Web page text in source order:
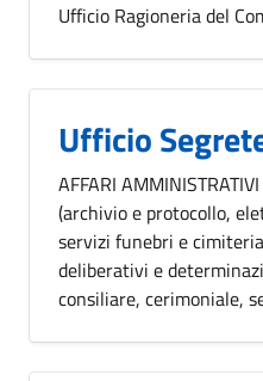
Ufficio Ragioneria del
Ufficio
AFFARI
(archivio e protocollo,
servizi funebri e
deliberativi e
consiliare, cerimoniale,